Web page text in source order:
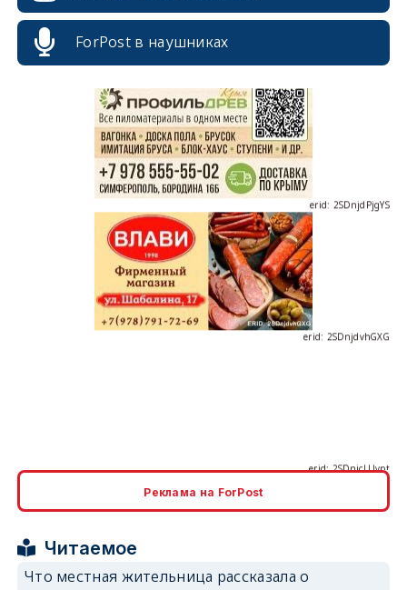
ForPost в наушниках
erid: 2SDnjcrDNw6
erid: 2SDnjdPjgYS
erid: 2SDnjdvhGXG
Реклама на ForPost
Читаемое
Что местная жительница рассказала о